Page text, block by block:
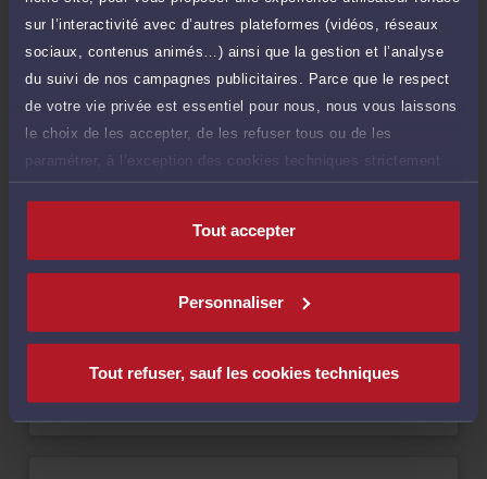
sur l’interactivité avec d’autres plateformes (vidéos, réseaux
sociaux, contenus animés…) ainsi que la gestion et l’analyse
du suivi de nos campagnes publicitaires. Parce que le respect
de votre vie privée est essentiel pour nous, nous vous laissons
le choix de les accepter, de les refuser tous ou de les
paramétrer, à l’exception des cookies techniques strictement
nécessaires au fonctionnement du site.
Tout accepter
Personnaliser
Tout refuser, sauf les cookies techniques
Demander un rappel
Droit de la famille, des personnes et de leur patrimoine
Langues